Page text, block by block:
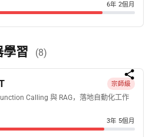
6年 2個月
學習 (8)
宗師級
Calling 與 RAG，落地自動化工作
3年 5個月